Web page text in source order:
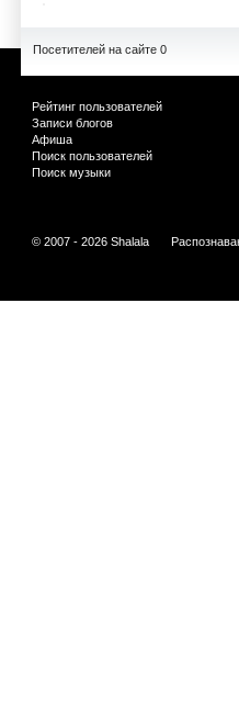
Посетителей на сайте 0
Рейтинг пользователей
Записи блогов
Афиша
Поиск пользователей
Поиск музыки
© 2007 - 2026 Shalala